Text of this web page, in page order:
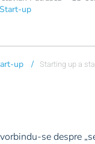
up
up / Starting up a
se despre